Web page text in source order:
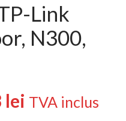
Link
N300,
lei Prețul
TVA inclus